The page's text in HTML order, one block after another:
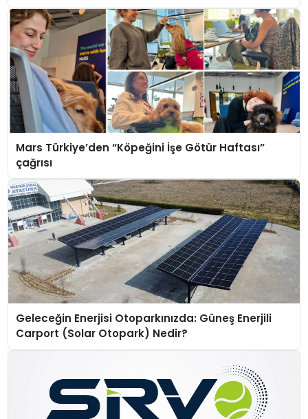
Mars Türkiye’den “Köpeğini İşe Götür Haftası”
çağrısı
Geleceğin Enerjisi Otoparkınızda: Güneş Enerjili
Carport (Solar Otopark) Nedir?